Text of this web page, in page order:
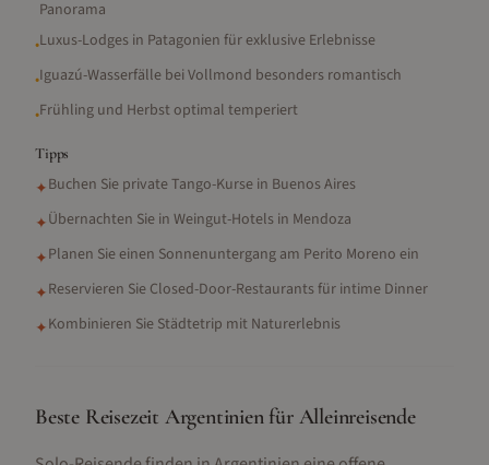
Panorama
•Luxus-Lodges in Patagonien für exklusive Erlebnisse
•Iguazú-Wasserfälle bei Vollmond besonders romantisch
•Frühling und Herbst optimal temperiert
Tipps
✦Buchen Sie private Tango-Kurse in Buenos Aires
✦Übernachten Sie in Weingut-Hotels in Mendoza
✦Planen Sie einen Sonnenuntergang am Perito Moreno ein
✦Reservieren Sie Closed-Door-Restaurants für intime Dinner
✦Kombinieren Sie Städtetrip mit Naturerlebnis
Beste Reisezeit Argentinien für Alleinreisende